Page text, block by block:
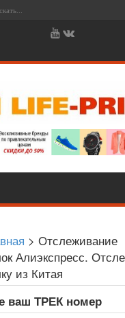
> Отслеживание
Алиэкспресс.
из Китая
ваш ТРЕК номер